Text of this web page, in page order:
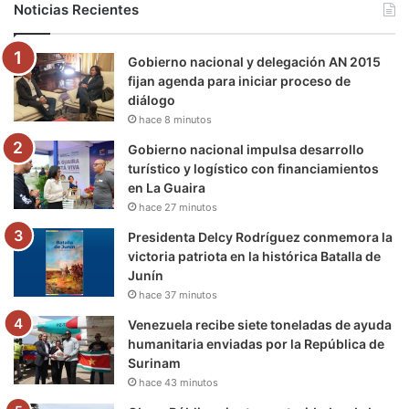
o
o
k
e
r
b
e
g
r
m
r
a
k
Noticias Recientes
Gobierno nacional y delegación AN 2015
fijan agenda para iniciar proceso de
diálogo
hace 8 minutos
Gobierno nacional impulsa desarrollo
turístico y logístico con financiamientos
en La Guaira
hace 27 minutos
Presidenta Delcy Rodríguez conmemora la
victoria patriota en la histórica Batalla de
Junín
hace 37 minutos
Venezuela recibe siete toneladas de ayuda
humanitaria enviadas por la República de
Surinam
hace 43 minutos